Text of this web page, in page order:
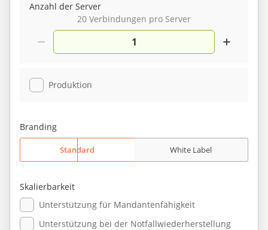
Anzahl der Server
20 Verbindungen pro Server
Produktion
Branding
Standard White Label
Skalierbarkeit
Unterstützung für Mandantenfähigkeit
Unterstützung bei der Notfallwiederherstellung